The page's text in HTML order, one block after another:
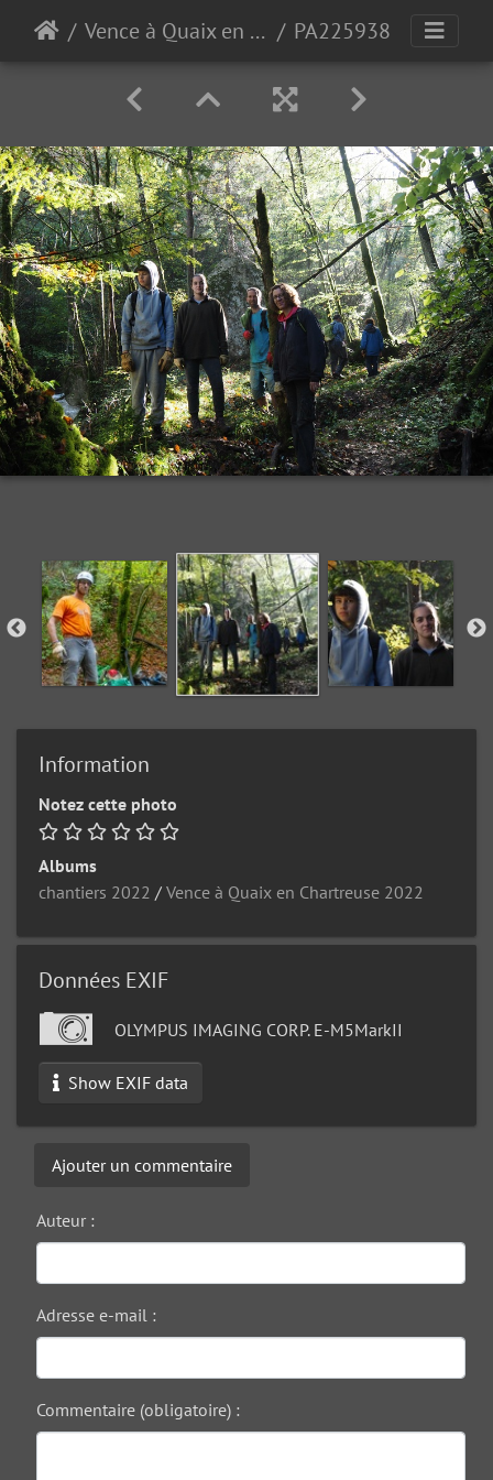
Vence à Quaix en Chartreuse 2022 PA225938
Information
Notez cette photo
Albums
chantiers 2022 / Vence à Quaix en Chartreuse 2022
Données EXIF
OLYMPUS IMAGING CORP. E-M5MarkII
Show EXIF data
Ajouter un commentaire
Auteur :
Adresse e-mail :
Commentaire (obligatoire) :